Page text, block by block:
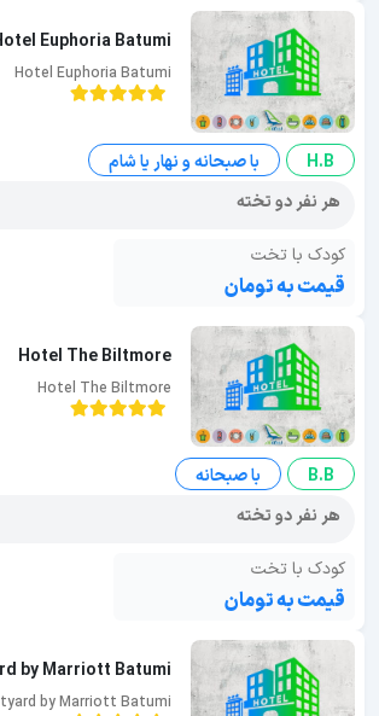
Euphoria Batumi
Hotel Euphoria Batumi
H.B
با صبحانه و نهار یا شام
هر نفر دو تخته
کودک با تخت
قیمت به تومان
Hotel The Biltmore
Hotel The Biltmore
B.B
با صبحانه
هر نفر دو تخته
کودک با تخت
قیمت به تومان
by Marriott Batumi
by Marriott Batumi